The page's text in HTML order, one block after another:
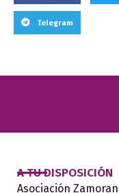
Telegram
A TU DISPOSICIÓN
Asociación